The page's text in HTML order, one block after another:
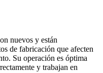
nuevos y están
de fabricación que afecten
Su operación es óptima
y trabajan en